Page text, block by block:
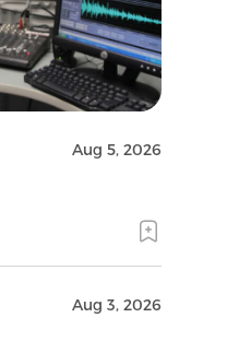
Aug 5, 2026
Aug 3, 2026